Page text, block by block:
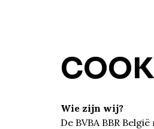
Wie zijn wij?
De BVBA BBR